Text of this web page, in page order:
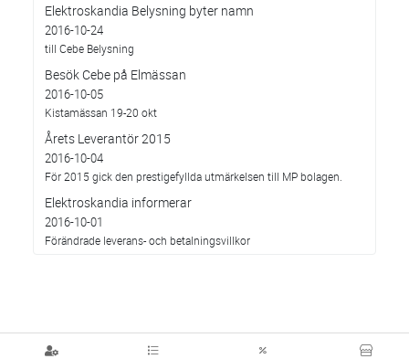
Elektroskandia Belysning byter namn
2016-10-24
till Cebe Belysning
Besök Cebe på Elmässan
2016-10-05
Kistamässan 19-20 okt
Årets Leverantör 2015
2016-10-04
För 2015 gick den prestigefyllda utmärkelsen till MP bolagen.
Elektroskandia informerar
2016-10-01
Förändrade leverans- och betalningsvillkor